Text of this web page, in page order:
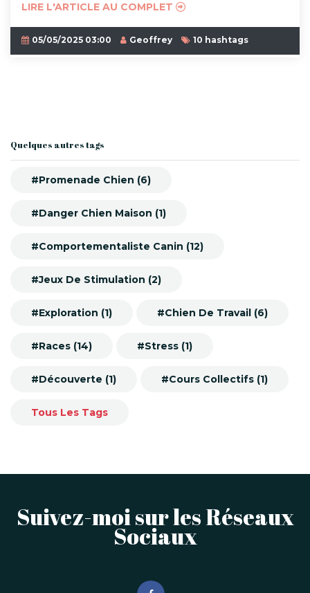
LIRE L'ARTICLE AU COMPLET
05/05/2025 03:00 Geoffrey 10 hashtags
Quelques autres tags
#Promenade Chien (6)
#Danger Chien Maison (1)
#Comportementaliste Canin (12)
#Jeux De Stimulation (2)
#Exploration (1) #Chien De Travail (6)
#Races (14) #Stress (1)
#Découverte (1) #Cours Collectifs (1)
Tous Les Tags
Suivez-moi sur les Réseaux
Sociaux